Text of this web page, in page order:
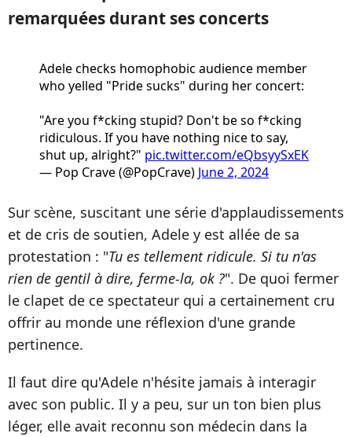
remarquées durant ses concerts
Adele checks homophobic audience member
who yelled "Pride sucks" during her concert:
"Are you f*cking stupid? Don't be so f*cking
ridiculous. If you have nothing nice to say,
shut up, alright?" pic.twitter.com/eQbsyySxEK
— Pop Crave (@PopCrave) June 2, 2024
Sur scène, suscitant une série d'applaudissements
et de cris de soutien, Adele y est allée de sa
protestation : "Tu es tellement ridicule. Si tu n'as
rien de gentil à dire, ferme-la, ok ?". De quoi fermer
le clapet de ce spectateur qui a certainement cru
offrir au monde une réflexion d'une grande
pertinence.
Il faut dire qu'Adele n'hésite jamais à interagir
avec son public. Il y a peu, sur un ton bien plus
léger, elle avait reconnu son médecin dans la